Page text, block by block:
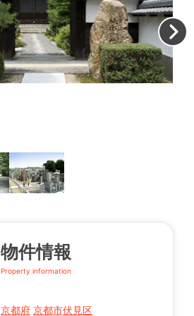
物件情報
Property information
京都府 京都市伏見区